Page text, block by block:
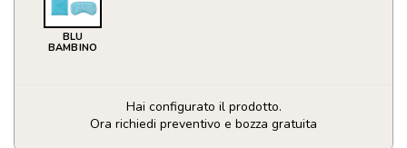
BLU
BAMBINO
Hai configurato il prodotto.
Ora richiedi preventivo e bozza gratuita